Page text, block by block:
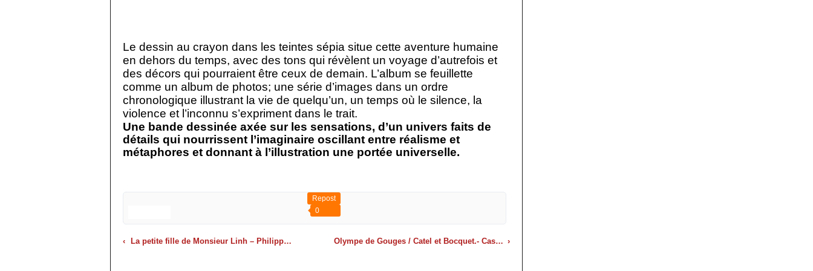
Le dessin au crayon dans les teintes sépia situe cette aventure humaine
en dehors du temps, avec des tons qui révèlent un voyage d’autrefois et
des décors qui pourraient être ceux de demain. L’album se feuillette
comme un album de photos; une série d’images dans un ordre
chronologique illustrant la vie de quelqu’un, un temps où le silence, la
violence et l’inconnu s’expriment dans le trait.
Une bande dessinée axée sur les sensations, d’un univers faits de
détails qui nourrissent l’imaginaire oscillant entre réalisme et
métaphores et donnant à l’illustration une portée universelle.
Repost
0
La petite fille de Monsieur Linh – Philippe CLAUDEL- Livre de Poche, 2007 ›
Olympe de Gouges / Catel et Bocquet.- Casterman (écritures), 2012